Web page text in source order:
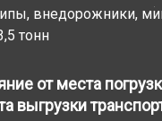
внедорожники,
тонн
от места
выгрузки